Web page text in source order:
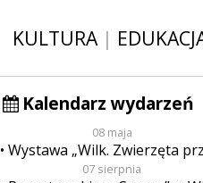
KULTURA|
Kalendarz wydarzeń
08 maja
Wystawa „Wilk. Zwierzęta
07 sierpnia